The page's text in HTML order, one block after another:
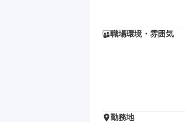
職場環境・雰囲気
勤務地